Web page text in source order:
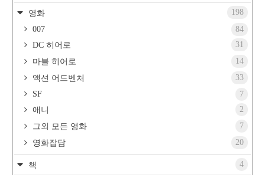
영화
198
007
84
DC 히어로
31
마블 히어로
14
액션 어드벤처
33
SF
7
애니
2
그외 모든 영화
7
영화잡담
20
책 4